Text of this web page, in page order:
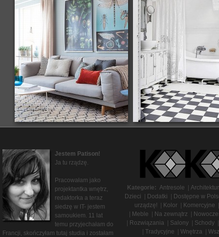
Jestem Patison!
Ja tu rządzę.
Pracowałam jako
projektantka wnętrz,
redaktorka a teraz
siedzę w IT- jestem
samoukiem. 11 lat
temu przyjechałam do
Francji, skończyłam tutaj studia i zostałam
Kategorie: Antresole
Dzieci
Dodatki
Dostępne w
urządzę!
Kolor Komercyjne
Meble Na zewnątrz
Rozwiązania Salony Schody
Tradycyjne Wnętrza